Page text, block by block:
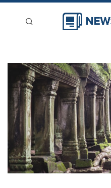
新聞稿分類
登入